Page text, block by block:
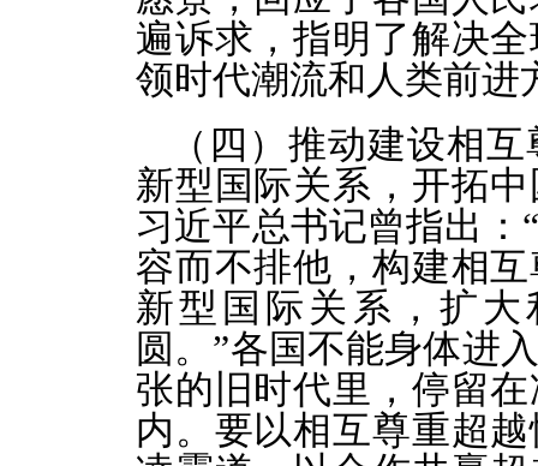
遍诉求，指明了解决
领时代潮流和人类前进
（四）推动建设相
新型国际关系，开拓
习近平总书记曾指出
容而不排他，构建相
新型国际关系，扩
圆。”各国不能身体进
张的旧时代里，停留
内。要以相互尊重超